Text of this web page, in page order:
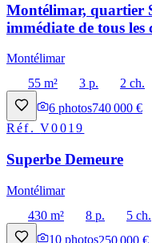
Montélimar, quartier
immédiate de tous les
Montélimar
55 m²
3 p.
2 ch.
6 photos740 000 €
Réf.V0019
Superbe Demeure
Montélimar
430 m²
8 p. 5 ch.
10 photos250 000 €